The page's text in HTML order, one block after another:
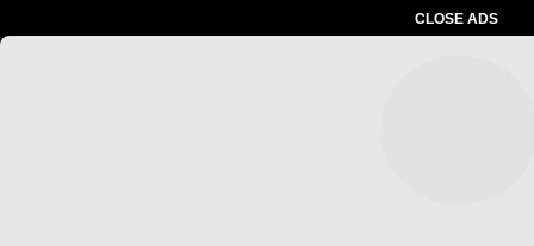
CLOSE ADS